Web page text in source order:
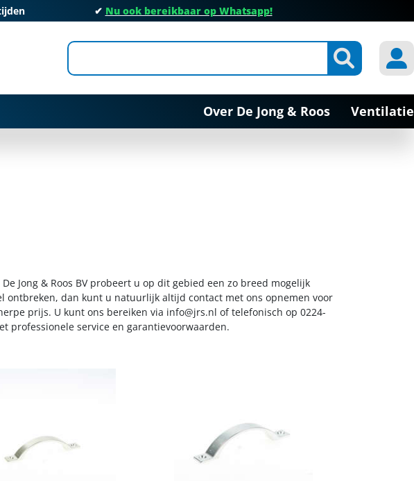
✔ Nu ook bereikbaar op Whatsapp!
Over De Jong & Roos Ventilatie
Jong & Roos BV probeert u op dit gebied een zo breed mogelijk
ontbreken, dan kunt u natuurlijk altijd contact met ons opnemen voor
prijs. U kunt ons bereiken via info@jrs.nl of telefonisch op 0224-
professionele service en garantievoorwaarden.